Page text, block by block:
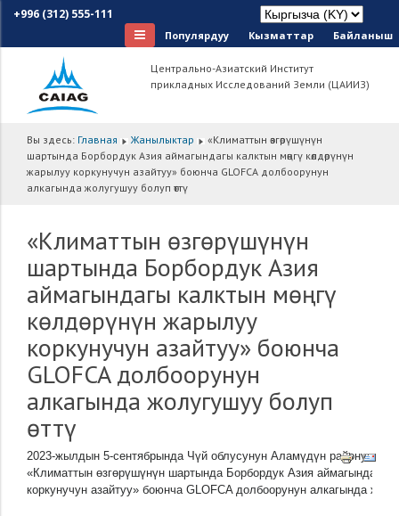
+996 (312) 555-111
Популярдуу Кызматтар Байланыш
Центрально-Азиатский Институт
прикладных Исследований Земли (ЦАИИЗ)
Вы здесь: Главная Жанылыктар
«Климаттын өзгөрүшүнүн
шартында Борбордук Азия аймагындагы калктын мөңгү көлдөрүнүн
жарылуу коркунучун азайтуу» боюнча GLOFCA долбоорунун
алкагында жолугушуу болуп өттү
«Климаттын өзгөрүшүнүн
шартында Борбордук Азия
аймагындагы калктын мөңгү
көлдөрүнүн жарылуу
коркунучун азайтуу» боюнча
GLOFCA долбоорунун
алкагында жолугушуу болуп
өттү
2023-жылдын 5-сентябрында Чүй облусунун Аламүдүн
«Климаттын өзгөрүшүнүн шартында Борбордук Азия аймагындагы
коркунучун азайтуу» боюнча GLOFCA долбоорунун алкагында